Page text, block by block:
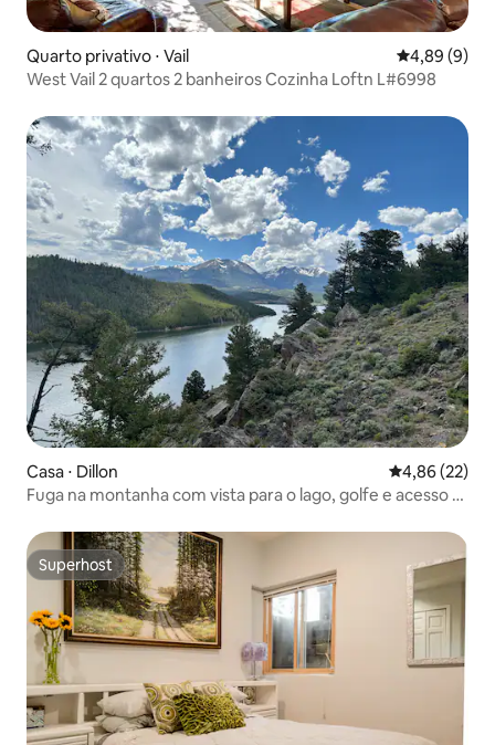
Quarto privativo ⋅ Vail 4,89 de uma
4,89 (9)
West Vail 2 quartos 2 banheiros Cozinha Loftn L#6998
Casa ⋅ Dillon 4,86 de uma
4,86 (22)
Fuga na montanha com vista para o lago, golfe e acesso a
Superhost
Superhost